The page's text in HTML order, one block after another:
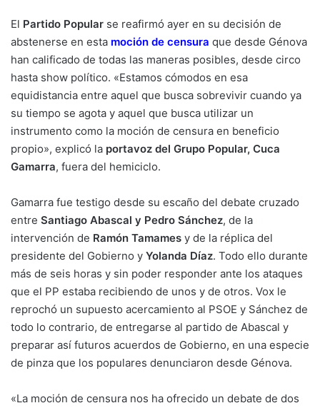
El Partido Popular se reafirmó ayer en su decisión de
abstenerse en esta moción de censura que desde Génova
han calificado de todas las maneras posibles, desde circo
hasta show político. «Estamos cómodos en esa
equidistancia entre aquel que busca sobrevivir cuando ya
su tiempo se agota y aquel que busca utilizar un
instrumento como la moción de censura en beneficio
propio», explicó la portavoz del Grupo Popular, Cuca
Gamarra, fuera del hemiciclo.
Gamarra fue testigo desde su escaño del debate cruzado
entre Santiago Abascal y Pedro Sánchez, de la
intervención de Ramón Tamames y de la réplica del
presidente del Gobierno y Yolanda Díaz. Todo ello durante
más de seis horas y sin poder responder ante los ataques
que el PP estaba recibiendo de unos y de otros. Vox le
reprochó un supuesto acercamiento al PSOE y Sánchez de
todo lo contrario, de entregarse al partido de Abascal y
preparar así futuros acuerdos de Gobierno, en una especie
de pinza que los populares denunciaron desde Génova.
«La moción de censura nos ha ofrecido un debate de dos